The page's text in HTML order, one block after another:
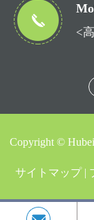
<
Copyright ©
サイトマップ|